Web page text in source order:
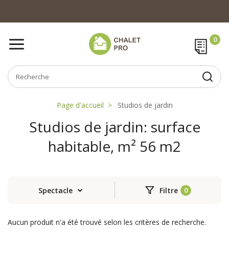
Page d'accueil Studios de jardin
Studios de jardin: surface
habitable, m² 56 m2
Spectacle Filtre
Aucun produit n'a été trouvé selon les critères de recherche.